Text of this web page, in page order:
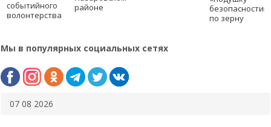
событийного
волонтерства
районе
безопасности»
по зерну
Мы в популярных социальных сетях
07 08 2026